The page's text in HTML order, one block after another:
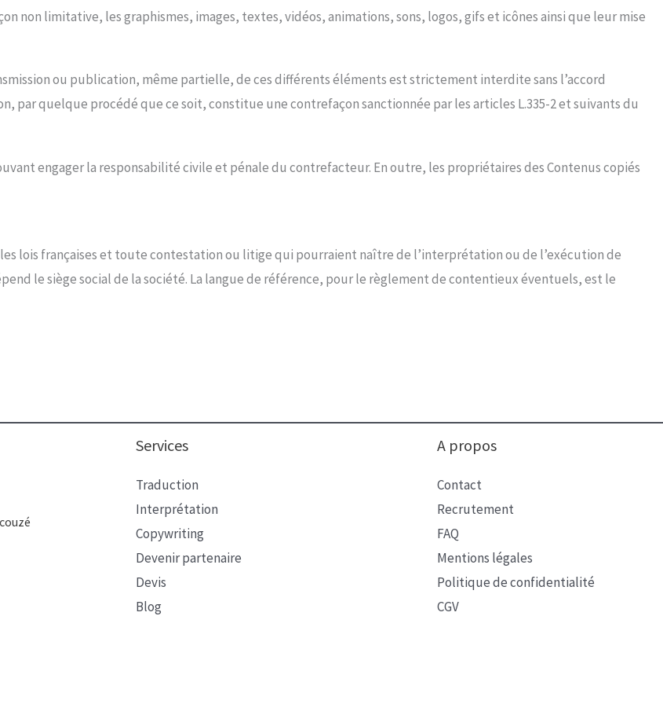
non limitative, les graphismes, images, textes, vidéos, animations, sons, logos, gifs et icônes ainsi que leur mise
ou publication, même partielle, de ces différents éléments est strictement interdite sans l’accord
par quelque procédé que ce soit, constitue une contrefaçon sanctionnée par les articles L.335-2 et suivants du
engager la responsabilité civile et pénale du contrefacteur. En outre, les propriétaires des Contenus copiés
lois françaises et toute contestation ou litige qui pourraient naître de l’interprétation ou de l’exécution de
le siège social de la société. La langue de référence, pour le règlement de contentieux éventuels, est le
Services
Traduction
Interprétation
Copywriting
Devenir partenaire
Devis
Blog
A propos
Contact
Recrutement
FAQ
Mentions légales
Politique de confidentialité
CGV